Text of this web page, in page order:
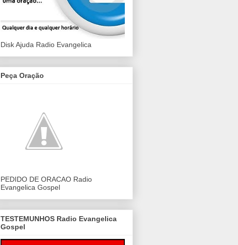
Disk Ajuda Radio Evangelica
Peça Oração
PEDIDO DE ORACAO Radio
Evangelica Gospel
TESTEMUNHOS Radio Evangelica
Gospel